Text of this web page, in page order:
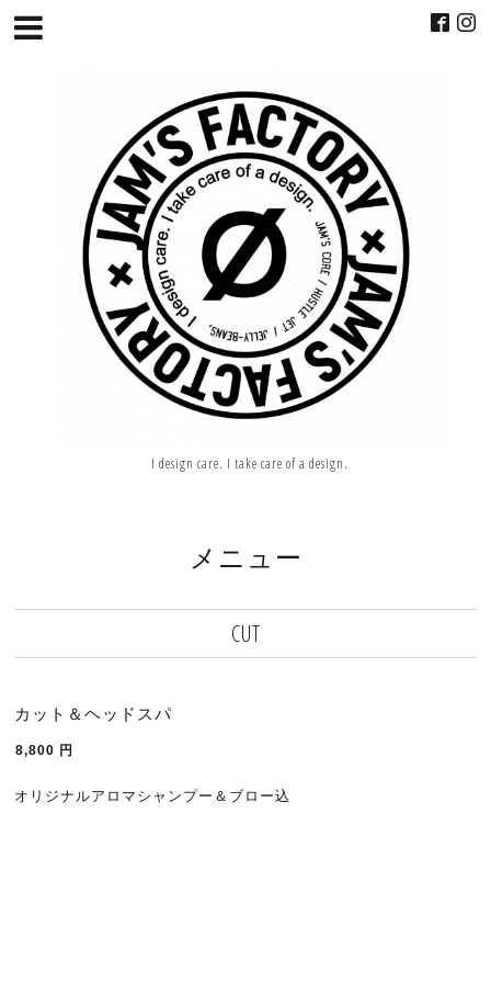
I design care. I take care of a design.
メニュー
CUT
カット＆ヘッドスパ
8,800 円
オリジナルアロマシャンプー＆ブロー込